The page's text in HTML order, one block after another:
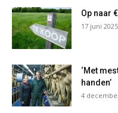
Op naar
17 juni 2025
‘Met
handen’
4